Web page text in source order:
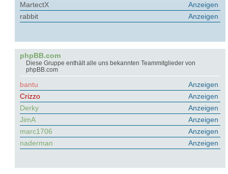
Anzeigen
MartectX
Anzeigen
rabbit
phpBB.com
Diese Gruppe enthält alle uns bekannten Teammitglieder von
phpBB.com
Anzeigen
bantu
Anzeigen
Crizzo
Anzeigen
Derky
Anzeigen
JimA
Anzeigen
marc1706
Anzeigen
naderman